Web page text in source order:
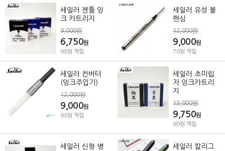
세일러 젠틀 잉
크 카트리지
9,000원
6,750원
90원 적립
세일러 유성 볼
펜심
12,000원
9,000원
70원 적립
세일러 컨버터
(잉크주입기)
12,000원
9,000원
90원 적립
세일러 초미립
자 잉크카트리
지
13,000원
9,750원
90원 적립
세일러 신형 병
세일러 칼리그